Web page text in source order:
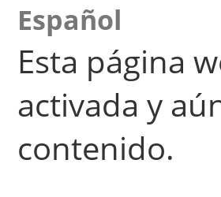
Español
Esta página
activada y
contenido.